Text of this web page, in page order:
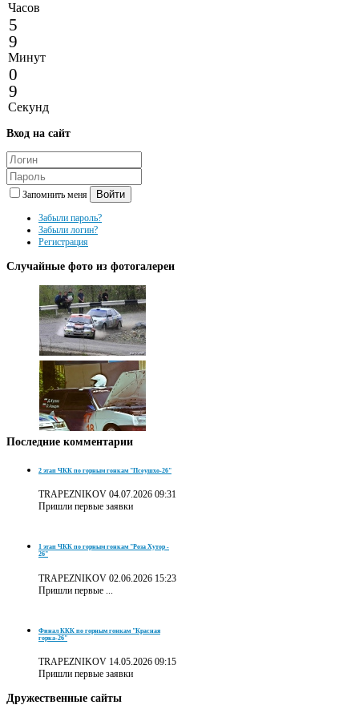
Часов
5
9
Минут
0
9
Секунд
Вход на сайт
Запомнить меня Войти
Забыли пароль?
Забыли логин?
Регистрация
Случайные фото из фотогалереи
Последние комментарии
2 этап ЧКК по горным гонкам "Псеушхо-26"
TRAPEZNIKOV 04.07.2026 09:31
Пришли первые заявки
1 этап ЧКК по горным гонкам "Роза Хутор -
26"
TRAPEZNIKOV 02.06.2026 15:23
Пришли первые ...
Финал ККК по горным гонкам "Красная
горка-26"
TRAPEZNIKOV 14.05.2026 09:15
Пришли первые заявки
Дружественные сайты